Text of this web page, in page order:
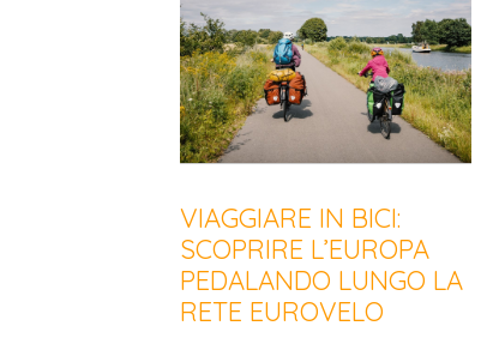
VIAGGIARE IN BICI:
SCOPRIRE L’EUROPA
PEDALANDO LUNGO LA
RETE EUROVELO